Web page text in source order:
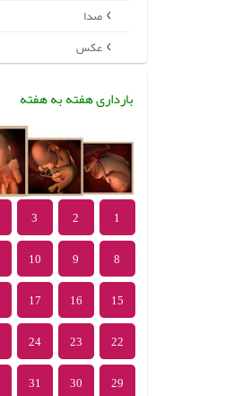
صدا
عکس
بارداری هفته به هفته
1
2
3
8
9
10
15
16
17
22
23
24
29
30
31